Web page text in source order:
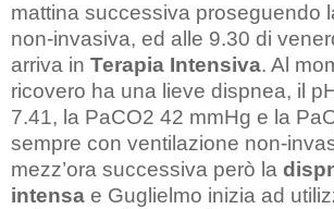
mattina successiva proseguendo
non-invasiva, ed alle 9.30 di
arriva in Terapia Intensiva. Al
ricovero ha una lieve dispnea, il
7.41, la PaCO2 42 mmHg e la
sempre con ventilazione non-
mezz’ora successiva però la
intensa e Guglielmo inizia ad